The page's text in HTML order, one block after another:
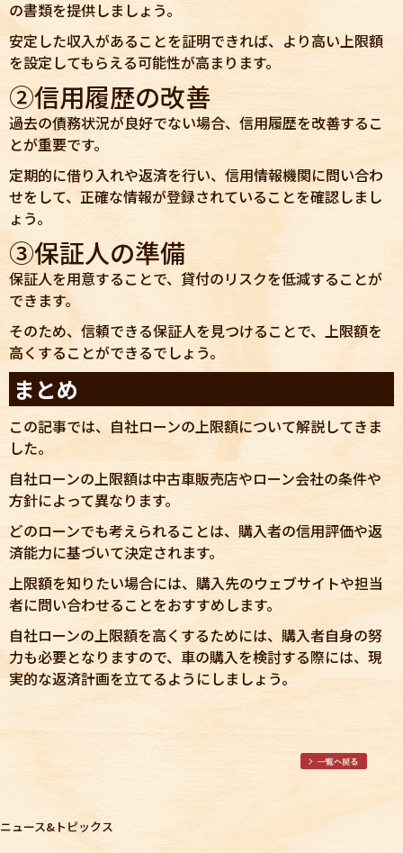
の書類を提供しましょう。
安定した収入があることを証明できれば、より高い上限額
を設定してもらえる可能性が高まります。
②信用履歴の改善
過去の債務状況が良好でない場合、信用履歴を改善するこ
とが重要です。
定期的に借り入れや返済を行い、信用情報機関に問い合わ
せをして、正確な情報が登録されていることを確認しまし
ょう。
③保証人の準備
保証人を用意することで、貸付のリスクを低減することが
できます。
そのため、信頼できる保証人を見つけることで、上限額を
高くすることができるでしょう。
まとめ
この記事では、自社ローンの上限額について解説してきま
した。
自社ローンの上限額は中古車販売店やローン会社の条件や
方針によって異なります。
どのローンでも考えられることは、購入者の信用評価や返
済能力に基づいて決定されます。
上限額を知りたい場合には、購入先のウェブサイトや担当
者に問い合わせることをおすすめします。
自社ローンの上限額を高くするためには、購入者自身の努
力も必要となりますので、車の購入を検討する際には、現
実的な返済計画を立てるようにしましょう。
ニュース&トピックス